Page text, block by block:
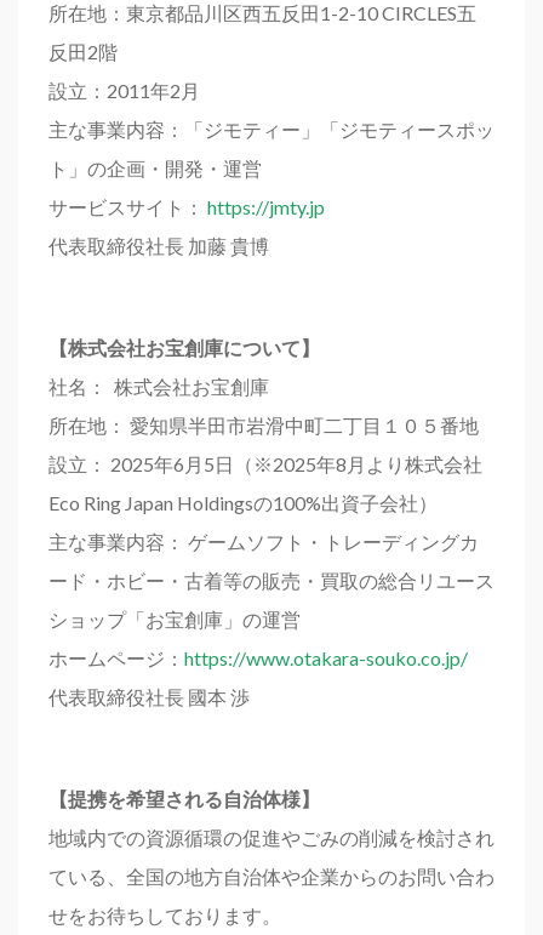
所在地：東京都品川区西五反田1-2-10 CIRCLES五
反田2階
設立：2011年2月
主な事業内容：「ジモティー」「ジモティースポッ
ト」の企画・開発・運営
サービスサイト： https://jmty.jp
代表取締役社長 加藤 貴博
【株式会社お宝創庫について】
社名： 株式会社お宝創庫
所在地： 愛知県半田市岩滑中町二丁目１０５番地
設立： 2025年6月5日（※2025年8月より株式会社
Eco Ring Japan Holdingsの100%出資子会社）
主な事業内容： ゲームソフト・トレーディングカ
ード・ホビー・古着等の販売・買取の総合リユース
ショップ「お宝創庫」の運営
ホームページ： https://www.otakara-souko.co.jp/
代表取締役社長 國本 渉
【提携を希望される自治体様】
地域内での資源循環の促進やごみの削減を検討され
ている、全国の地方自治体や企業からのお問い合わ
せをお待ちしております。